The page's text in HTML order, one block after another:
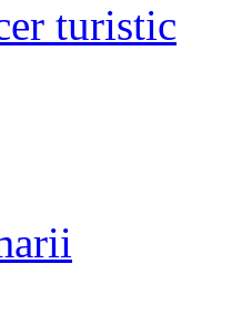
turistic